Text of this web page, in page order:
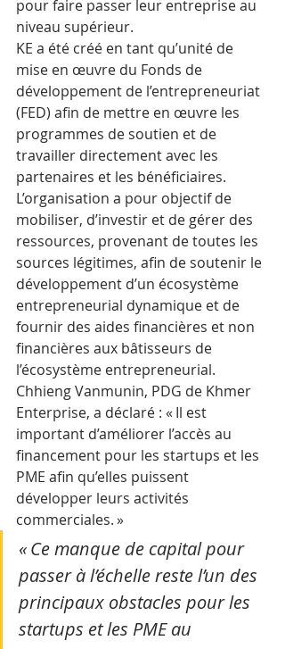
pour faire passer leur entreprise au
niveau supérieur.
KE a été créé en tant qu’unité de
mise en œuvre du Fonds de
développement de l’entrepreneuriat
(FED) afin de mettre en œuvre les
programmes de soutien et de
travailler directement avec les
partenaires et les bénéficiaires.
L’organisation a pour objectif de
mobiliser, d’investir et de gérer des
ressources, provenant de toutes les
sources légitimes, afin de soutenir le
développement d’un écosystème
entrepreneurial dynamique et de
fournir des aides financières et non
financières aux bâtisseurs de
l’écosystème entrepreneurial.
Chhieng Vanmunin, PDG de Khmer
Enterprise, a déclaré : « Il est
important d’améliorer l’accès au
financement pour les startups et les
PME afin qu’elles puissent
développer leurs activités
commerciales. »
« Ce manque de capital pour
passer à l’échelle reste l’un des
principaux obstacles pour les
startups et les PME au